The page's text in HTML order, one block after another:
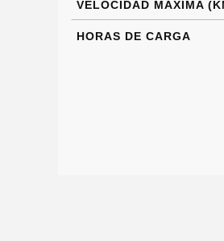
VELOCIDAD MÁXIMA
HORAS DE CARGA